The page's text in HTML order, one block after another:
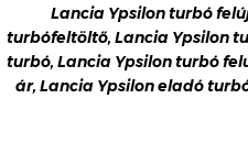
Lancia Ypsilon turbó
turbófeltöltő, Lancia Ypsilon
turbó, Lancia Ypsilon turbó
ár, Lancia Ypsilon eladó